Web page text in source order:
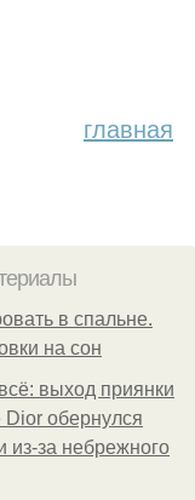
главная
в спальне.
на сон
выход приянки
Dior обернулся
из-за небрежного